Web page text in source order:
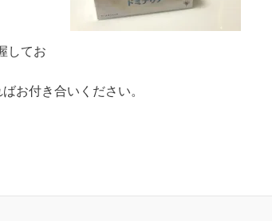
してお
お付き合いください。